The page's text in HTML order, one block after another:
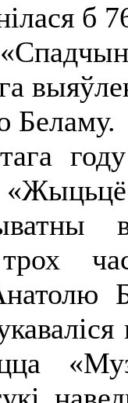
б
Беламу.
трох